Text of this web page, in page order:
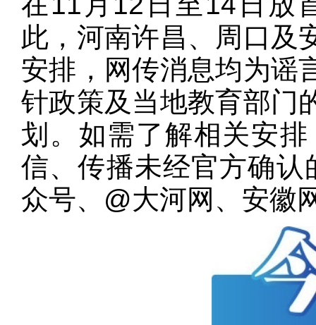
此，河南许昌、周口及
安排，网传消息均为谣
针政策及当地教育部门
划。如需了解相关安
信、传播未经官方确认
众号、@大河网、安徽